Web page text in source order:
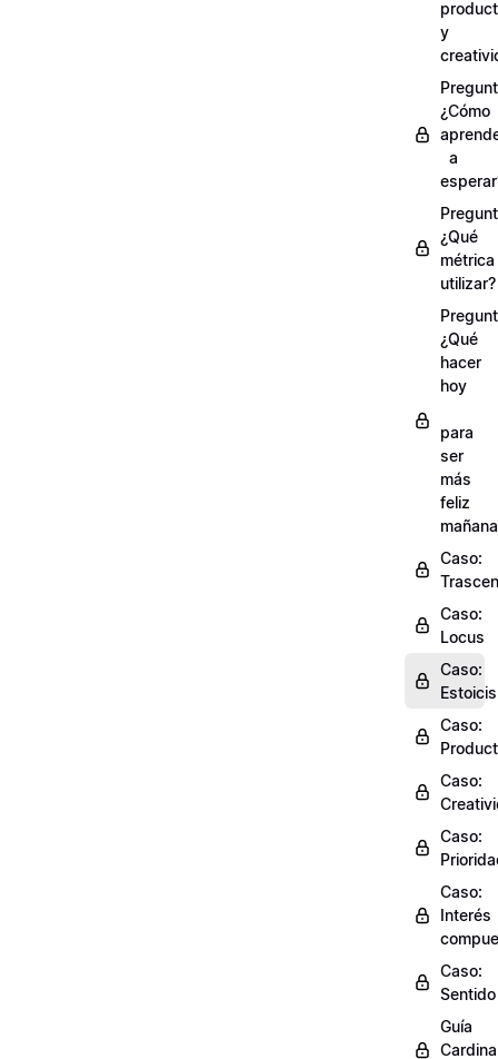
y
¿Cómo
a
¿Qué
métrica
utilizar?
¿Qué
hacer
hoy
para
ser
más
feliz
Caso:
Caso:
Locus
Caso:
Caso:
Caso:
Caso:
Caso:
Interés
Caso:
Sentido
Guía